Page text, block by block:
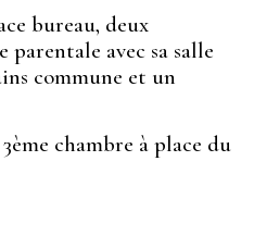
bureau, deux
avec sa salle
commune et un
chambre à place du